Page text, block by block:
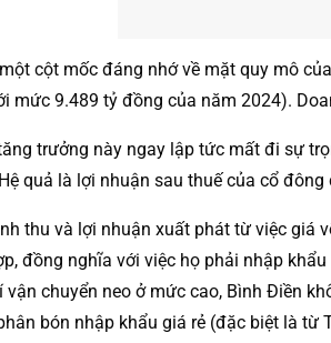
cột mốc đáng nhớ về mặt quy mô
mức 9.489 tỷ đồng của năm 2024).
trưởng này ngay lập tức mất đi sự
quả là lợi nhuận sau thuế của cổ
thu và lợi nhuận xuất phát từ việc giá
đồng nghĩa với việc họ phải nhập
chuyển neo ở mức cao, Bình Điền
bón nhập khẩu giá rẻ (đặc biệt là từ